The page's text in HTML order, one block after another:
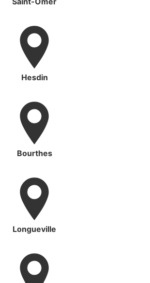
Hesdin
Bourthes
Longueville